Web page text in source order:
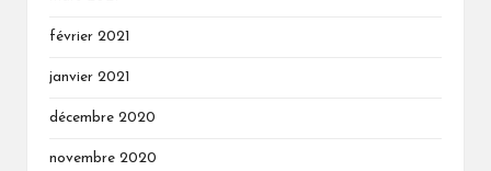
février 2021
janvier 2021
décembre 2020
novembre 2020